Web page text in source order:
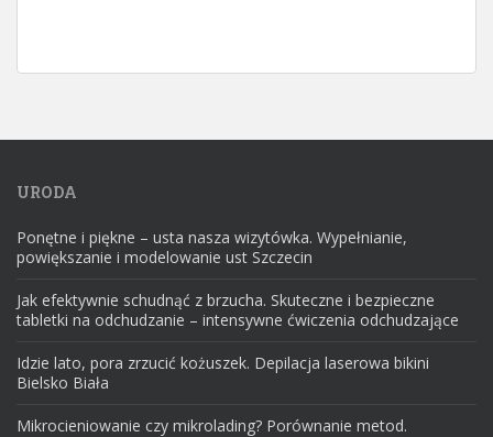
URODA
Ponętne i piękne – usta nasza wizytówka. Wypełnianie,
powiększanie i modelowanie ust Szczecin
Jak efektywnie schudnąć z brzucha. Skuteczne i bezpieczne
tabletki na odchudzanie – intensywne ćwiczenia odchudzające
Idzie lato, pora zrzucić kożuszek. Depilacja laserowa bikini
Bielsko Biała
Mikrocieniowanie czy mikrolading? Porównanie metod.